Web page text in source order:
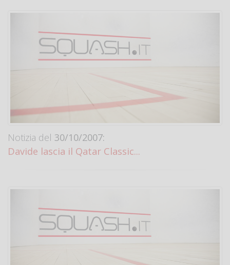
Notizia del 30/10/2007:
Davide lascia il Qatar Classic...